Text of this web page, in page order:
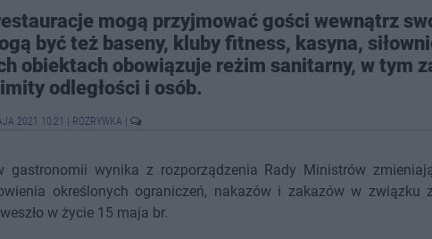
mogą przyjmować gości wewnątrz
być też baseny, kluby fitness, kasyna,
obiektach obowiązuje reżim sanitarny, w tym
odległości i osób.
2021 10:21 ROZRYWKA
gastronomii wynika z rozporządzenia Rady Ministrów
określonych ograniczeń, nakazów i zakazów w związku
w życie 15 maja br.